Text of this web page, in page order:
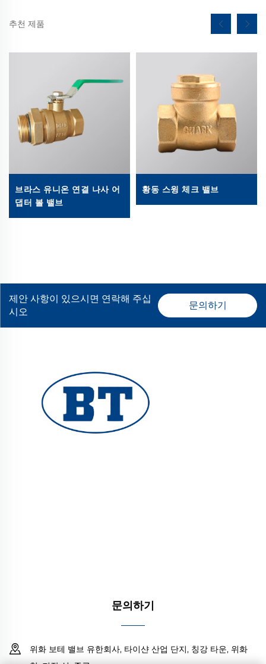
추천 제품
브라스 유니온 연결 나사 어
댑터 볼 밸브
황동 스윙 체크 밸브
제안 사항이 있으시면 연락해 주십
시오
문의하기
문의하기
위화 보테 밸브 유한회사, 타이샨 산업 단지, 칭강 타운, 위화